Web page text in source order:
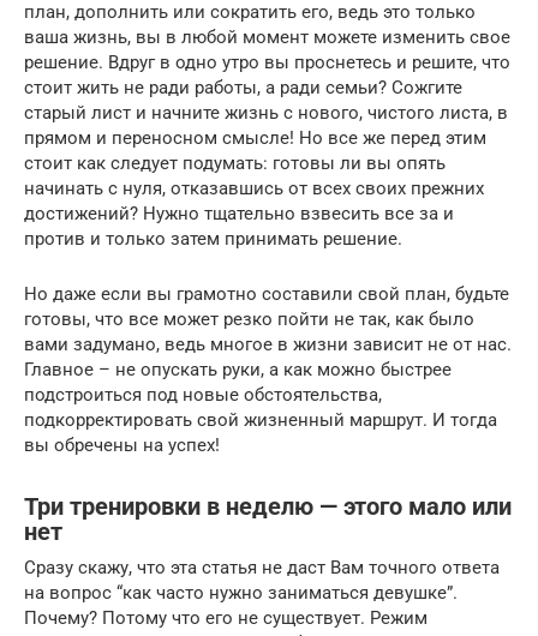
план, дополнить или сократить его, ведь это только
ваша жизнь, вы в любой момент можете изменить свое
решение. Вдруг в одно утро вы проснетесь и решите, что
стоит жить не ради работы, а ради семьи? Сожгите
старый лист и начните жизнь с нового, чистого листа, в
прямом и переносном смысле! Но все же перед этим
стоит как следует подумать: готовы ли вы опять
начинать с нуля, отказавшись от всех своих прежних
достижений? Нужно тщательно взвесить все за и
против и только затем принимать решение.
Но даже если вы грамотно составили свой план, будьте
готовы, что все может резко пойти не так, как было
вами задумано, ведь многое в жизни зависит не от нас.
Главное – не опускать руки, а как можно быстрее
подстроиться под новые обстоятельства,
подкорректировать свой жизненный маршрут. И тогда
вы обречены на успех!
Три тренировки в неделю — этого мало или
нет
Сразу скажу, что эта статья не даст Вам точного ответа
на вопрос “как часто нужно заниматься девушке”.
Почему? Потому что его не существует. Режим